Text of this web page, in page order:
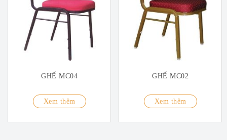
GHẾ MC04
Xem thêm
GHẾ MC02
Xem thêm